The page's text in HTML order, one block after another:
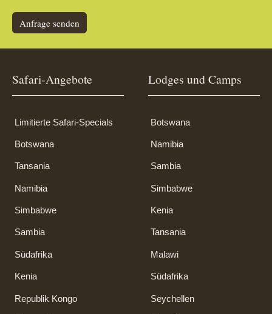
Anfrage senden
Safari-Angebote
Limitierte Safari-Specials
Botswana
Tansania
Namibia
Simbabwe
Sambia
Südafrika
Kenia
Republik Kongo
Lodges und Camps
Botswana
Namibia
Sambia
Simbabwe
Kenia
Tansania
Malawi
Südafrika
Seychellen